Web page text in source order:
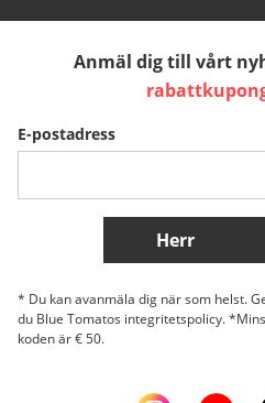
Belgique (Français)
Fler
Anmäl dig till vårt
E-postadress
Herr
* Du kan avanmäla dig när som helst.
du Blue Tomatos integritetspolicy.
koden är € 50.